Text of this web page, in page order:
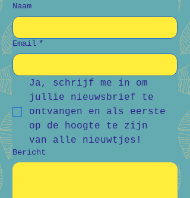
Naam
Email *
Ja, schrijf me in om
jullie nieuwsbrief te
ontvangen en als eerste
op de hoogte te zijn
van alle nieuwtjes!
Bericht